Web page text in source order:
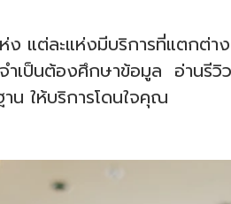
ง แต่ละแห่งมีบริการที่แตกต่
นต้องศึกษาข้อมูล อ่านรีวิว
น ให้บริการโดนใจคุณ